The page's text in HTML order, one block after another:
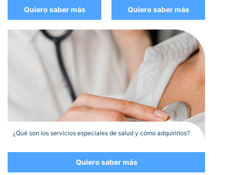
Quiero saber más Quiero saber más
¿Qué son los servicios especiales de salud y cómo adquirirlos?
Quiero saber más